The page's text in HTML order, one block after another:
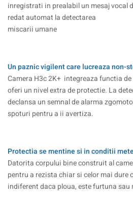
inregistrati in prealabil un mesaj vocal
redat automat la detectarea
miscarii umane
Un paznic vigilent care lucreaza non-
Camera H3c 2K+ integreaza functia
oferi un nivel extra de protectie. La
declansa un semnal de alarma
spoturi pentru a ii avertiza.
Protectia se mentine si in conditii
Datorita corpului bine construit al
pentru a rezista chiar si celor mai dure
indiferent daca ploua, este furtuna sau